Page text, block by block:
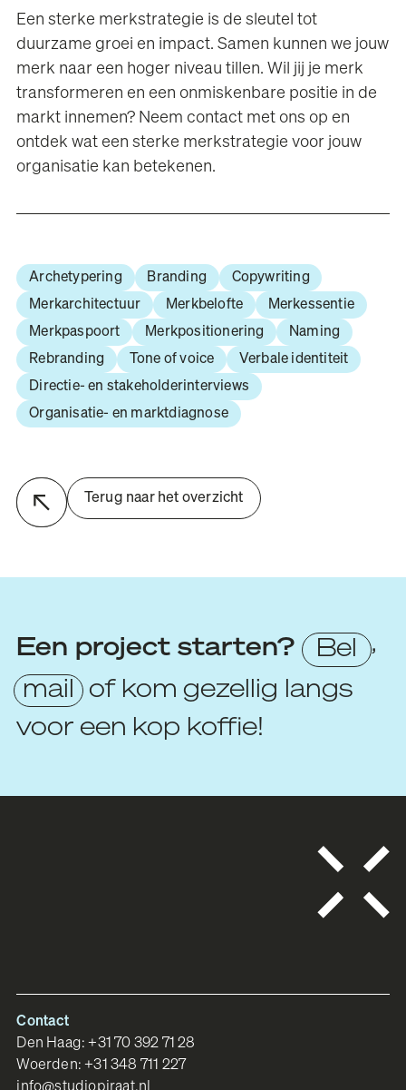
Een sterke merkstrategie is de sleutel tot
duurzame groei en impact. Samen kunnen we jouw
merk naar een hoger niveau tillen. Wil jij je merk
transformeren en een onmiskenbare positie in de
markt innemen? Neem contact met ons op en
ontdek wat een sterke merkstrategie voor jouw
organisatie kan betekenen.
Archetypering Branding
Copywriting
Merkarchitectuur
Merkbelofte
Merkessentie
Merkpaspoort
Merkpositionering
Naming
Rebranding
Tone of voice
Verbale identiteit
Directie- en stakeholderinterviews
Organisatie- en marktdiagnose
Terug naar het overzicht
Een project starten? Bel
,
mail
of kom gezellig langs
voor een kop koffie!
Contact
Den Haag:+31 70 392 71 28
Woerden:+31 348 711 227